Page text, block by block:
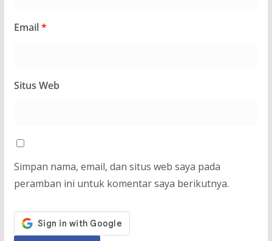
Email*
Situs Web
Simpan nama, email, dan situs web saya pada
peramban ini untuk komentar saya berikutnya.